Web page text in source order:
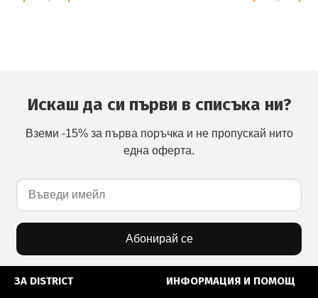
Искаш да си първи в списъка ни?
Вземи -15% за първа поръчка и не пропускай нито
една оферта.
Абонирай се
ЗА DISTRICT ИНФОРМАЦИЯ И ПОМОЩ